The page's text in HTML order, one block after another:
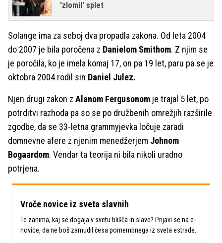
'zlomil' splet
Solange ima za seboj dva propadla zakona. Od leta 2004
do 2007 je bila poročena z Danielom Smithom. Z njim se
je poročila, ko je imela komaj 17, on pa 19 let, paru pa se je
oktobra 2004 rodil sin Daniel Julez.
Njen drugi zakon z Alanom Fergusonom je trajal 5 let, po
potrditvi razhoda pa so se po družbenih omrežjih razširile
zgodbe, da se 33-letna grammyjevka ločuje zaradi
domnevne afere z njenim menedžerjem Johnom
Bogaardom. Vendar ta teorija ni bila nikoli uradno
potrjena.
Vroče novice iz sveta slavnih
Te zanima, kaj se dogaja v svetu blišča in slave? Prijavi se na e-
novice, da ne boš zamudil česa pomembnega iz sveta estrade.